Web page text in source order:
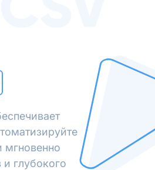
мгновенно
и глубокого